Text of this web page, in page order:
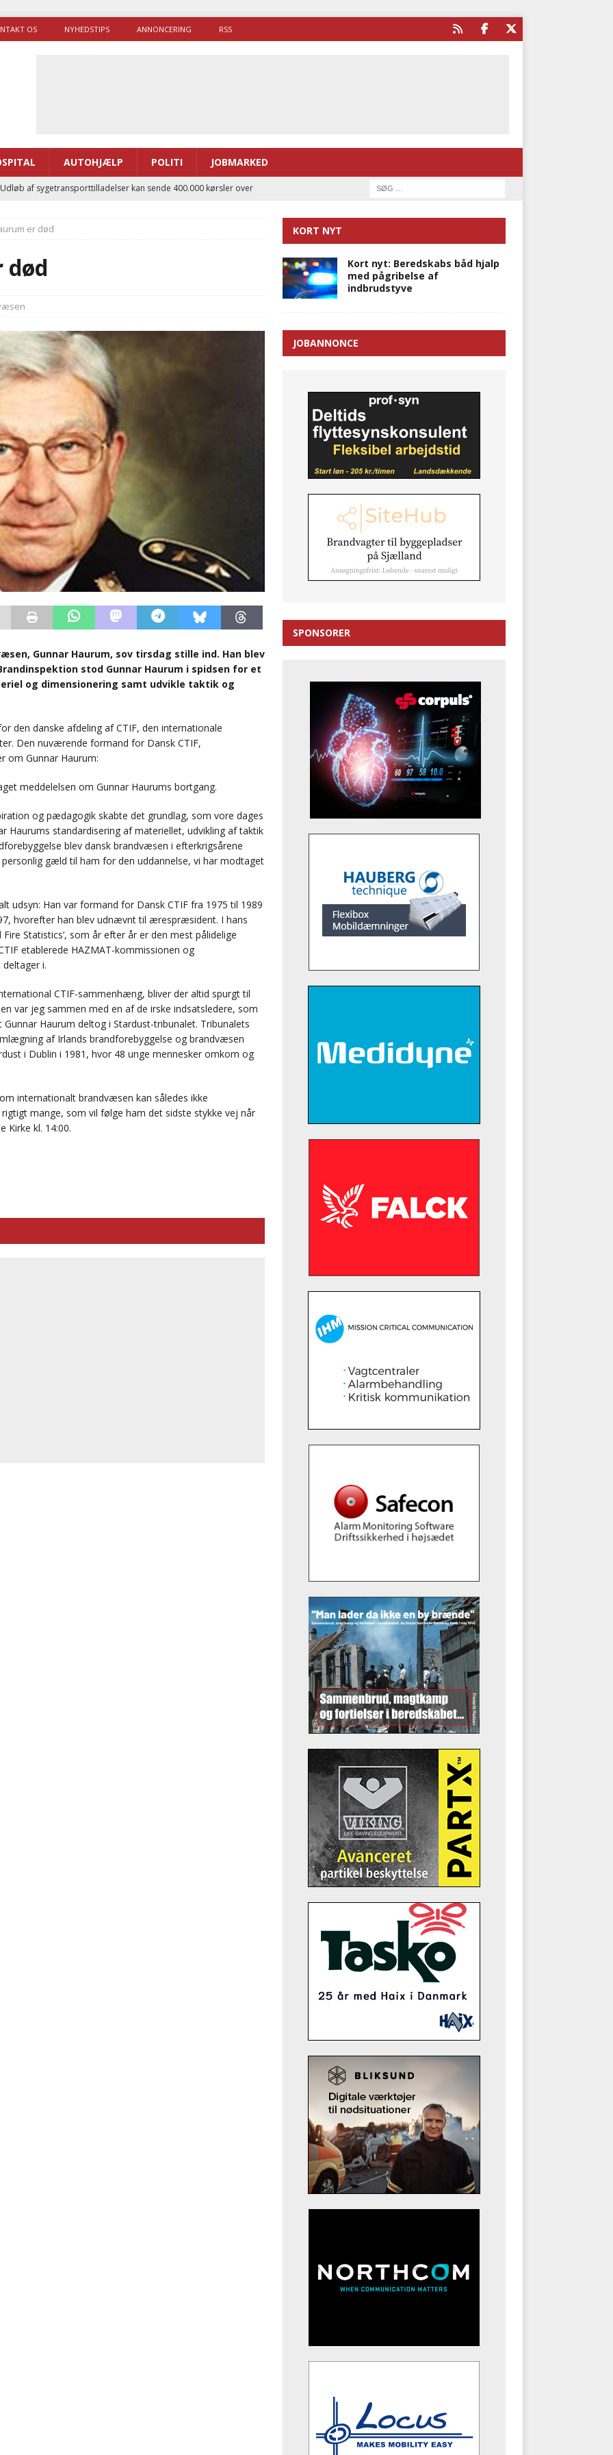
OS NYHEDSTIPS ANNONCERING RSS
AUTOHJÆLP POLITI JOBMARKED
af sygetransporttilladelser kan sende 400.000 kørsler over
og el-sygetransportvogn til Samsø
brugte lidt længere tid på at komme af sted i 2025
politiuddannelse skal ruste betjentene til mere kompleks
gennemsnitlige responstid steg med 9 sekunder i 2025
er død
død
Gunnar Haurum, sov tirsdag stille ind. Han blev
stod Gunnar Haurum i spidsen for et
og dimensionering samt udvikle taktik og
den danske afdeling af CTIF, den internationale
Den nuværende formand for Dansk CTIF,
om Gunnar Haurum:
meddelelsen om Gunnar Haurums bortgang.
og pædagogik skabte det grundlag, som vore dages
Haurums standardisering af materiellet, udvikling af taktik
blev dansk brandvæsen i efterkrigsårene
gæld til ham for den uddannelse, vi har modtaget
udsyn: Han var formand for Dansk CTIF fra 1975 til 1989
hvorefter han blev udnævnt til ærespræsident. I hans
Statistics’, som år efter år er den mest pålidelige
etablerede HAZMAT-kommissionen og
i.
CTIF-sammenhæng, bliver der altid spurgt til
var jeg sammen med en af de irske indsatsledere, som
Haurum deltog i Stardust-tribunalet. Tribunalets
af Irlands brandforebyggelse og brandvæsen
i Dublin i 1981, hvor 48 unge mennesker omkom og
internationalt brandvæsen kan således ikke
mange, som vil følge ham det sidste stykke vej når
Kirke kl. 14:00.
KORT NYT
Kort nyt: Beredskabs båd hjalp
med pågribelse af
indbrudstyve
JOBANNONCE
SPONSORER